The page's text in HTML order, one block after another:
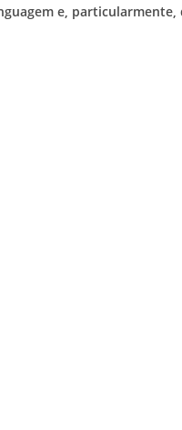
e, particularmente,